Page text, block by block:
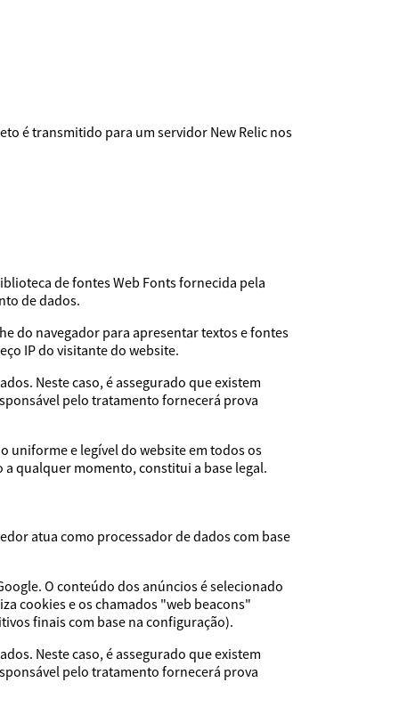
é transmitido para um servidor New Relic nos
de fontes Web Fonts fornecida pela
de dados.
do navegador para apresentar textos e fontes
IP do visitante do website.
Neste caso, é assegurado que existem
pelo tratamento fornecerá prova
uniforme e legível do website em todos os
qualquer momento, constitui a base legal.
atua como processador de dados com base
O conteúdo dos anúncios é selecionado
cookies e os chamados "web beacons"
finais com base na configuração).
Neste caso, é assegurado que existem
pelo tratamento fornecerá prova